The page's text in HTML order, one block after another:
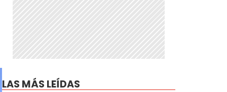
LAS MÁS LEÍDAS